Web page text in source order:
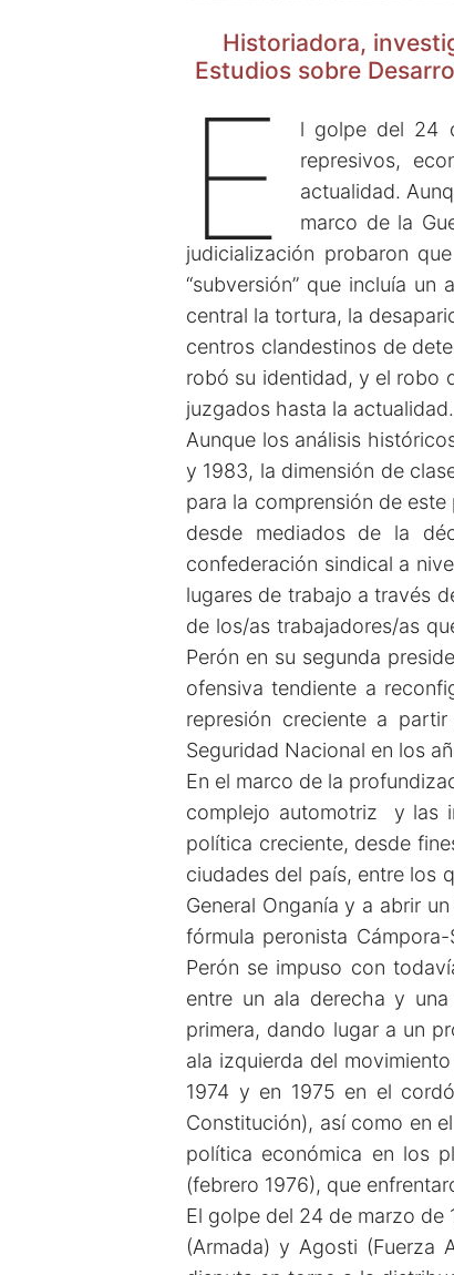
Historiadora,
Estudios sobre
E
l golpe del 24
represivos,
actualidad.
marco de la
judicialización probaron
“subversión” que incluía
central la tortura, la
centros clandestinos de
robó su identidad, y el robo
juzgados hasta la actualidad.
Aunque los análisis
y 1983, la dimensión de
para la comprensión de
desde mediados de la
confederación sindical a
lugares de trabajo a través
de los/as trabajadores/as
Perón en su segunda
ofensiva tendiente a
represión creciente a
Seguridad Nacional en los
En el marco de la
complejo automotriz y las
política creciente, desde
ciudades del país, entre los
General Onganía y a abrir
fórmula peronista
Perón se impuso con
entre un ala derecha y
primera, dando lugar a un
ala izquierda del
1974 y en 1975 en el
Constitución), así como en
política económica en los
(febrero 1976), que
El golpe del 24 de marzo de
(Armada) y Agosti (Fuerza